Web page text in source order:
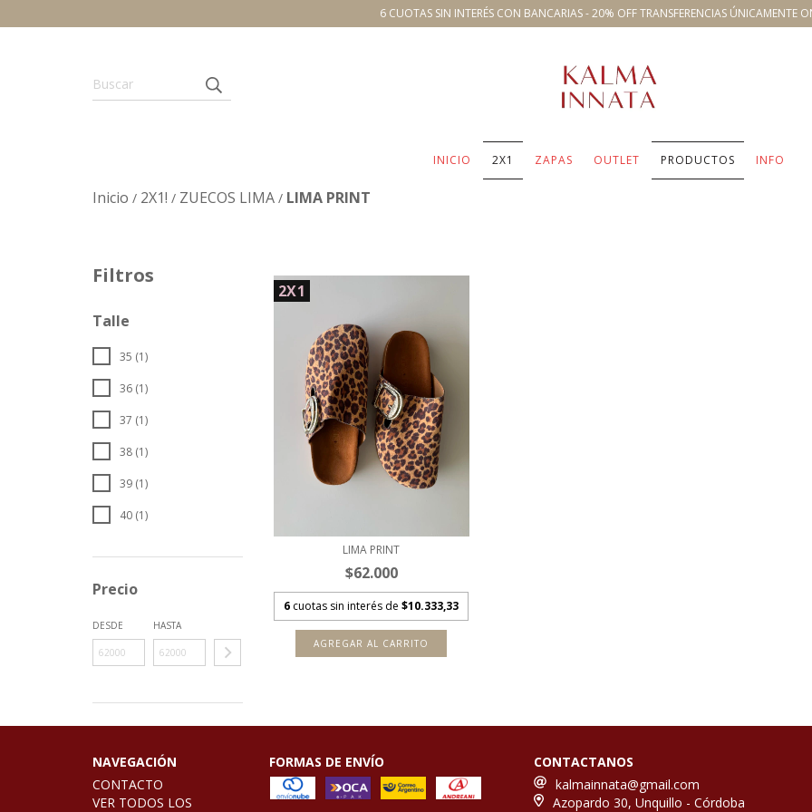
6 CUOTAS SIN INTERÉS CON BANCARIAS - 20% OFF TRANSFERENCIAS ÚNICAMENTE
INICIO 2X1 ZAPAS OUTLET PRODUCTOS INFO
Inicio / 2X1! / ZUECOS LIMA / LIMA PRINT
Filtros
Talle
35 (1)
36 (1)
37 (1)
38 (1)
39 (1)
40 (1)
Precio
DESDE HASTA
2X1
LIMA PRINT
$62.000
6 cuotas sin interés de$10.333,33
AGREGAR AL CARRITO
NAVEGACIÓN
CONTACTO
VER TODOS LOS
FORMAS DE ENVÍO
CONTACTANOS
kalmainnata@gmail.com
Azopardo 30, Unquillo - Córdoba